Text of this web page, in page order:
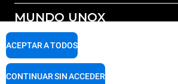
Todos los accesorios
Detergentes para lavado automático
Detergentes para lavado manual
Tratamiento de agua con filtros de resina
MUNDO UNOX
Nuestras sedes en el mundo
SOPORTE
Garantía Unox
ACEPTAR A TODOS
CONTINUAR SIN ACCEDER